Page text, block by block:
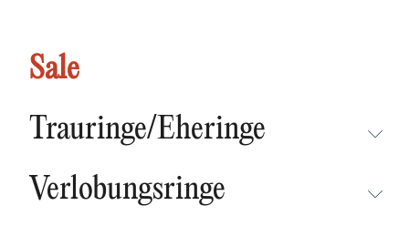
Sale
Trauringe/Eheringe
NEUHEITEN
Verlobungsringe
mit einem grünen Diamanten
Glosie